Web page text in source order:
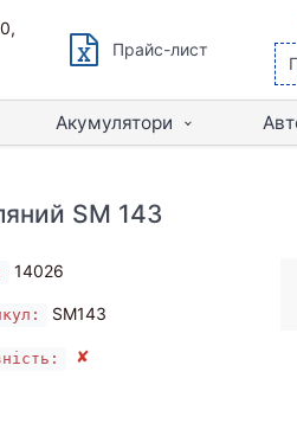
Прайс-лист
Акумулятори
SM 143
14026
SM143
✘